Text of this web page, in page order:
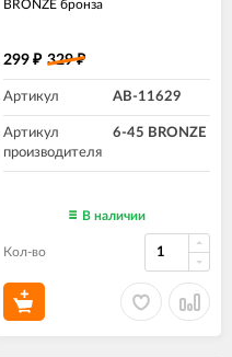
BRONZE бронза
299 ₽ 329₽
Артикул AB-11629
Артикул
производителя
6-45 BRONZE
В наличии
Кол-во